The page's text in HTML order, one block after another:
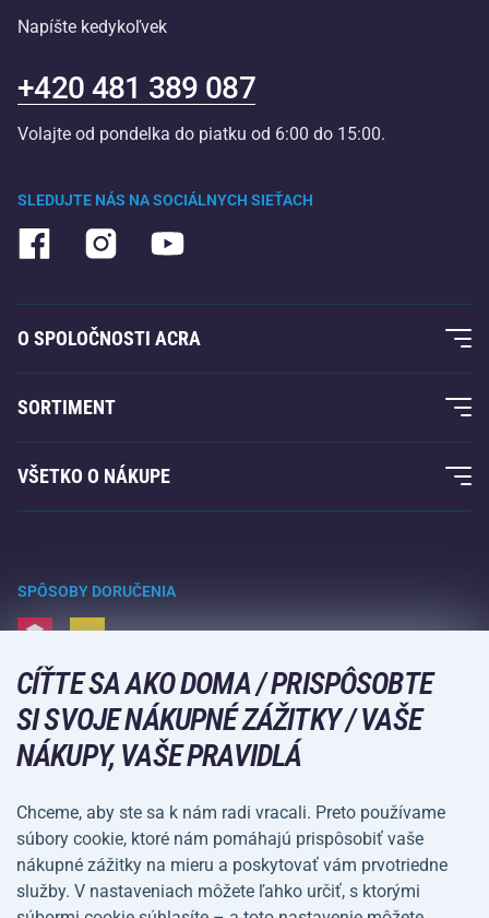
SLEDUJTE NÁS NA SOCIÁLNYCH SIEŤACH
Napíšte kedykoľvek
+420 481 389 087
Volajte od pondelka do piatku od 6:00 do 15:00.
O SPOLOČNOSTI ACRA
O nás
Záruka Acra
Kontakty
SORTIMENT
Fitness a posilovanie
Raketové športy
Voľný čas a zábava
Kempovanie a turistika
Bojové športy
Bicykle a kolobežky
Lopové športy
Vodné športy
Športové oblečenie a doplnky
VŠETKO O NÁKUPE
Doprava a platba
SPÔSOBY DORUČENIA
SPÔSOBY PLATBY
CÍŤTE SA AKO DOMA / PRISPÔSOBTE
SI SVOJE NÁKUPNÉ ZÁŽITKY / VAŠE
NÁKUPY, VAŠE PRAVIDLÁ
Chceme, aby ste sa k nám radi vracali. Preto používame
súbory cookie, ktoré nám pomáhajú prispôsobiť vaše
nákupné zážitky na mieru a poskytovať vám prvotriedne
služby. V nastaveniach môžete ľahko určiť, s ktorými